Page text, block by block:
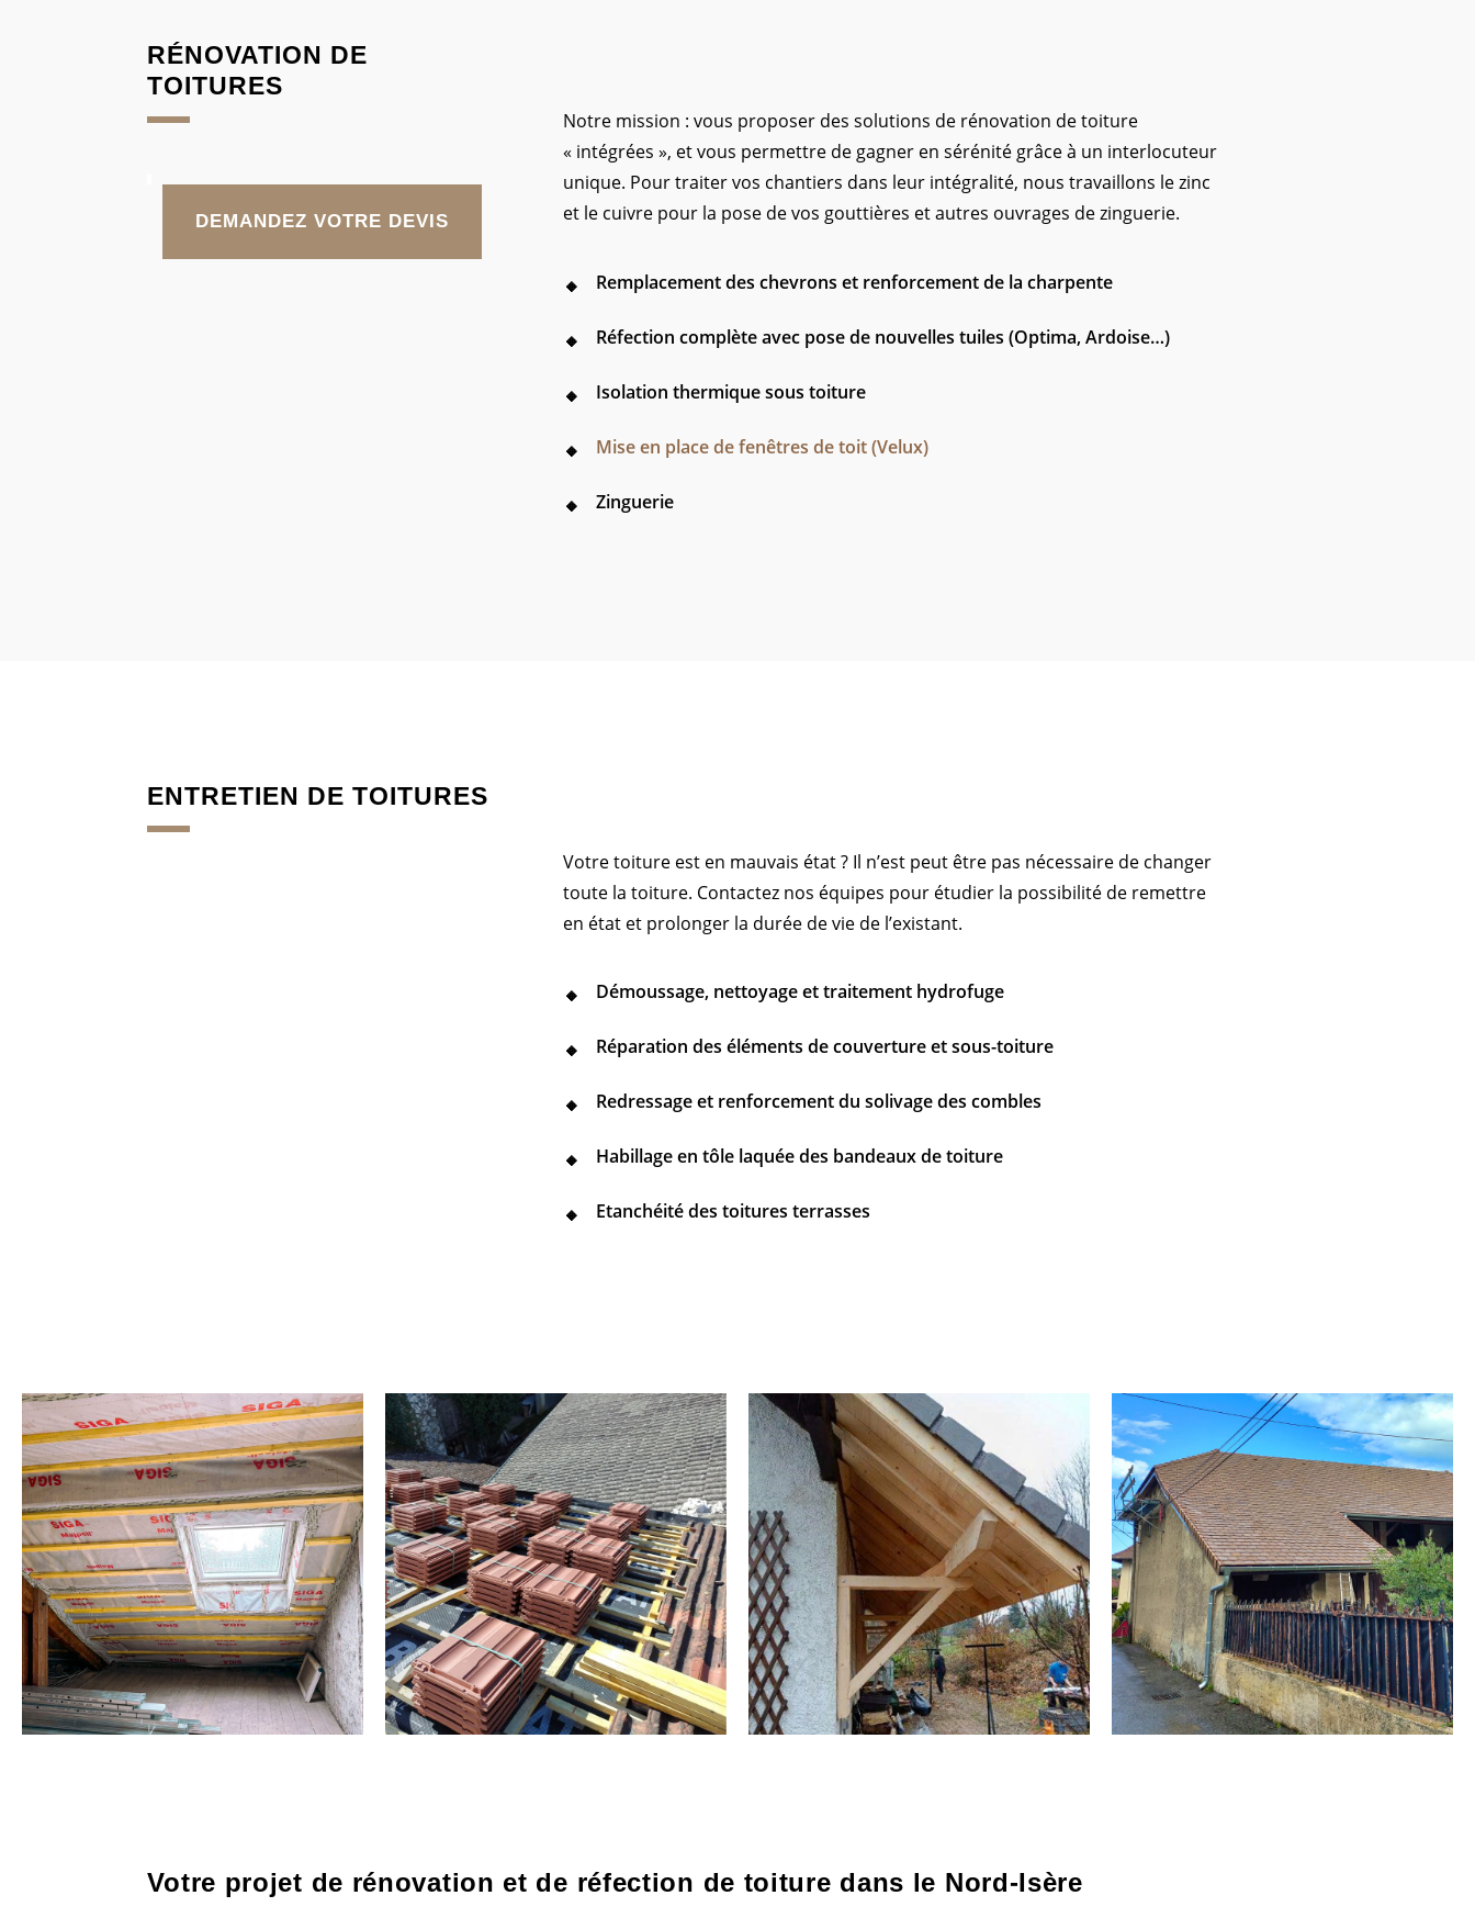
RÉNOVATION DE
TOITURES
DEMANDEZ VOTRE DEVIS
Notre mission : vous proposer des solutions de rénovation de toiture
« intégrées », et vous permettre de gagner en sérénité grâce à un interlocuteur
unique. Pour traiter vos chantiers dans leur intégralité, nous travaillons le zinc
et le cuivre pour la pose de vos gouttières et autres ouvrages de zinguerie.
Remplacement des chevrons et renforcement de la charpente
Réfection complète avec pose de nouvelles tuiles (Optima, Ardoise…)
Isolation thermique sous toiture
Mise en place de fenêtres de toit (Velux)
Zinguerie
ENTRETIEN DE TOITURES
Votre toiture est en mauvais état ? Il n’est peut être pas nécessaire de changer
toute la toiture. Contactez nos équipes pour étudier la possibilité de remettre
en état et prolonger la durée de vie de l’existant.
Démoussage, nettoyage et traitement hydrofuge
Réparation des éléments de couverture et sous-toiture
Redressage et renforcement du solivage des combles
Habillage en tôle laquée des bandeaux de toiture
Etanchéité des toitures terrasses
Votre projet de rénovation et de réfection de toiture dans le Nord-Isère